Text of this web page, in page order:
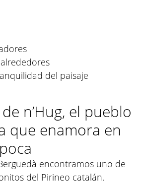
del paisaje
n’Hug, el pueblo
que enamora en
encontramos uno de
del Pirineo catalán.